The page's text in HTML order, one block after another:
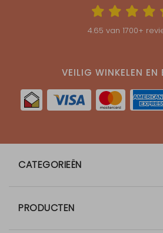
4.65 van 1700+
VEILIG WINKELEN EN
CATEGORIEËN
PRODUCTEN